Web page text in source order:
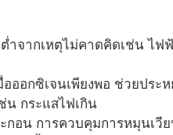
ำจากเหตุไม่คาดคิดเช่น ไฟ
ออกซิเจนเพียงพอ ช่วยประ
น กระแสไฟเกิน
กอน การควบคุมการหมุนเวี